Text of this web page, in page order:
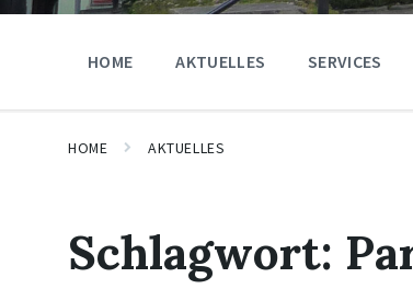
HOME AKTUELLES SERVICES
HOME AKTUELLES
Schlagwort: